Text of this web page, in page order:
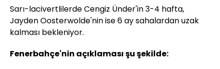
Sarı-lacivertlilerde Cengiz Ünder'in 3-4 hafta,
Jayden Oosterwolde'nin ise 6 ay sahalardan uzak
kalması bekleniyor.
Fenerbahçe'nin açıklaması şu şekilde: